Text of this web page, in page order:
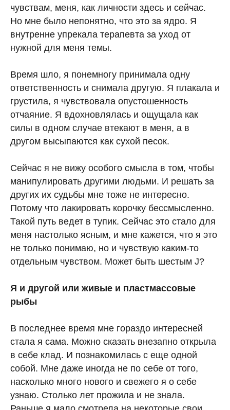
чувствам, меня, как личности здесь и сейчас.
Но мне было непонятно, что это за ядро. Я
внутренне упрекала терапевта за уход от
нужной для меня темы.
Время шло, я понемногу принимала одну
ответственность и снимала другую. Я плакала и
грустила, я чувствовала опустошенность
отчаяние. Я вдохновлялась и ощущала как
силы в одном случае втекают в меня, а в
другом высыпаются как сухой песок.
Сейчас я не вижу особого смысла в том, чтобы
манипулировать другими людьми. И решать за
других их судьбы мне тоже не интересно.
Потому что лакировать корочку бессмысленно.
Такой путь ведет в тупик. Сейчас это стало для
меня настолько ясным, и мне кажется, что я это
не только понимаю, но и чувствую каким-то
отдельным чувством. Может быть шестым J?
Я и другой или живые и пластмассовые
рыбы
В последнее время мне гораздо интересней
стала я сама. Можно сказать внезапно открыла
в себе клад. И познакомилась с еще одной
собой. Мне даже иногда не по себе от того,
насколько много нового и свежего я о себе
узнаю. Столько лет прожила и не знала.